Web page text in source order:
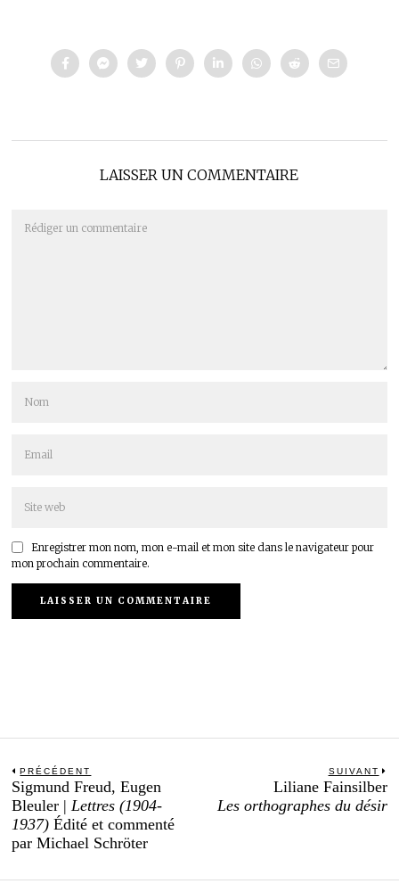
LAISSER UN COMMENTAIRE
Enregistrer mon nom, mon e-mail et mon site dans le navigateur pour
mon prochain commentaire.
Navigation
de
l’article
PRÉCÉDENT
Previous
post:
Sigmund Freud, Eugen
Bleuler | Lettres (1904-
1937) Édité et commenté
par Michael Schröter
SUIVANT
Liliane Fainsilber
Les orthographes du désir